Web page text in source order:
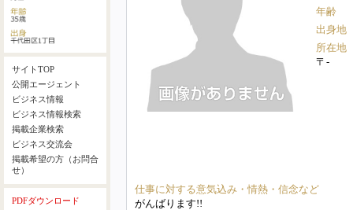
サイトTOP
公開エージェント
ビジネス情報
ビジネス情報検索
掲載企業検索
ビジネス交流会
掲載希望の方（お問合
せ）
PDFダウンロード
年齢
出身地
所在地
〒-
仕事に対する意気込み・情熱・信念など
がんばります!!